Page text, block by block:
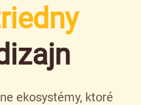
ekosystémy, ktoré